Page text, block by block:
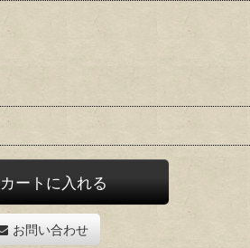
カートに入れる
お問い合わせ